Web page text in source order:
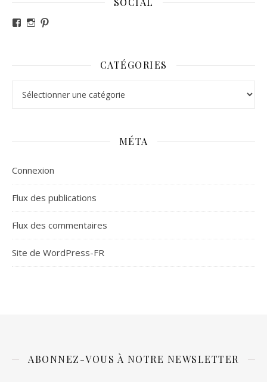
Voir le profil de revesdefripouilles sur Facebook
Voir le profil de claire_revesdefripouilles sur
CATÉGORIES
MÉTA
Connexion
Flux des publications
Flux des commentaires
Site de WordPress-FR
ABONNEZ-VOUS À NOTRE NEWSLETTER